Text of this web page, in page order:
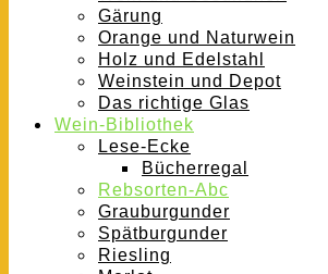
Gärung
Orange und Naturwein
Holz und Edelstahl
Weinstein und Depot
Das richtige Glas
Wein-Bibliothek
Lese-Ecke
Bücherregal
Rebsorten-Abc
Grauburgunder
Spätburgunder
Riesling